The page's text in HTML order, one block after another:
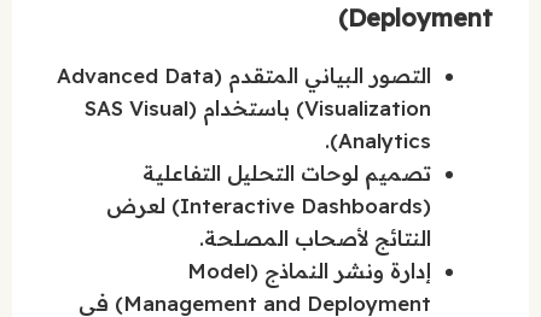
Deployment)
التصور البياني المتقدم (Advanced Data
Visualization) باستخدام (SAS Visual
Analytics).
تصميم لوحات التحليل التفاعلية
(Interactive Dashboards) لعرض
النتائج لأصحاب المصلحة.
إدارة ونشر النماذج (Model
Management and Deployment) في